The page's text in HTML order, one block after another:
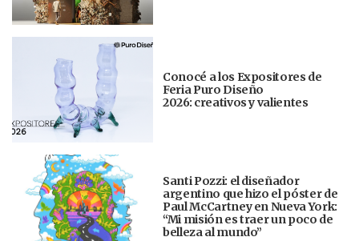
Conocé a los Expositores de
Feria Puro Diseño
2026: creativos y valientes
Santi Pozzi: el diseñador
argentino que hizo el póster de
Paul McCartney en Nueva York:
“Mi misión es traer un poco de
belleza al mundo”